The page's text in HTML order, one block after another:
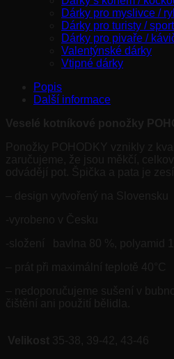
Dárky pro myslivce /
Dárky pro turisty /
Dárky pro pivaře /
Valentýnské dárky
Vtipné dárky
Popis
Další informace
Veselé kotníkové ponožky
Ponožky POHODKY vznikly z
zaručujeme, že jsou měkčí,
odvádějí pot. Špička a pata je
– design vytvořený na Slovensku
-vyrobeno v Česku
-složení bavlna 80 %, polyamid
– prát při maximální teplotě 40°C
– nedoporučujeme sušení v
čištění ani použití bělidla.
Velikost 35-38, 39-42, 43-46